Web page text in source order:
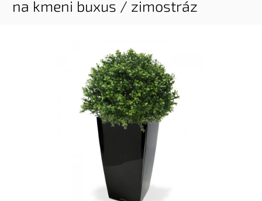
na kmeni buxus / zimostráz